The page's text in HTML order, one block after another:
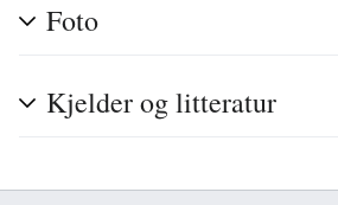
Foto
Kjelder og litteratur